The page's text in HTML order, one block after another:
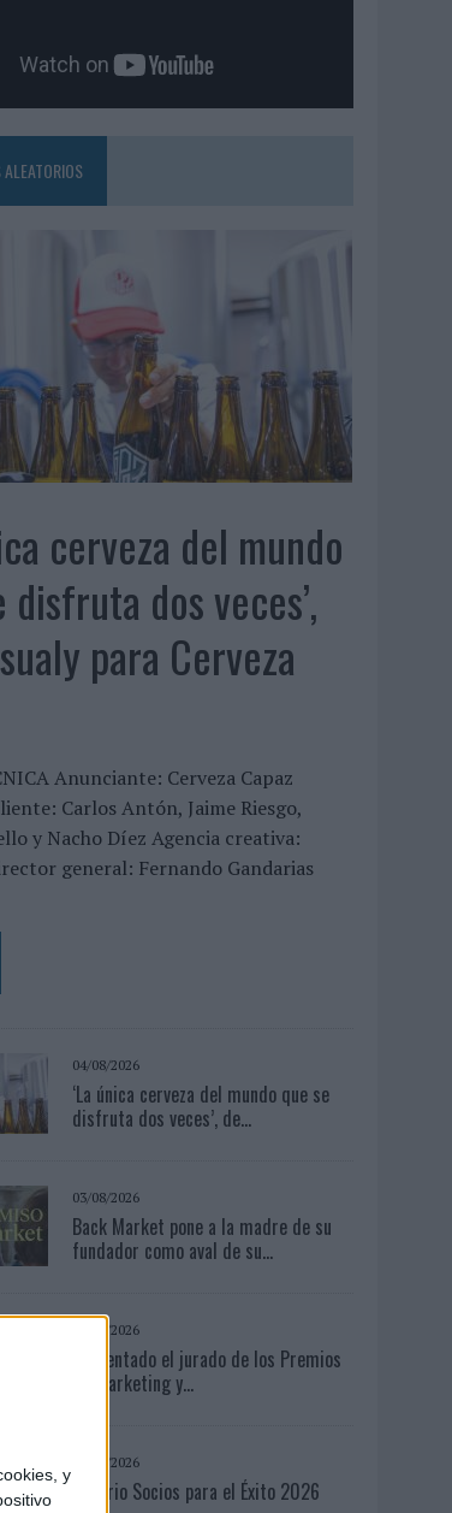
y
cerveza del mundo
disfruta dos veces’,
para Cerveza
Anunciante: Cerveza Capaz
Carlos Antón, Jaime Riesgo,
y Nacho Díez Agencia creativa:
general: Fernando Gandarias
04/08/2026
‘La única cerveza del mundo que se
disfruta dos veces’, de...
03/08/2026
Back Market pone a la madre de su
fundador como aval de su...
03/08/2026
Presentado el jurado de los Premios
de Marketing y...
04/08/2026
Anuario Socios para el Éxito 2026